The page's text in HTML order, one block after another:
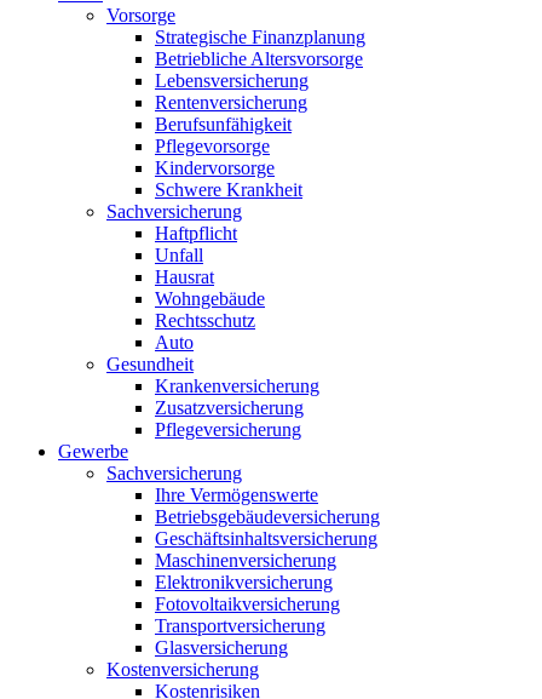
Vorsorge
Strategische Finanzplanung
Betriebliche Altersvorsorge
Lebensversicherung
Rentenversicherung
Berufsunfähigkeit
Pflegevorsorge
Kindervorsorge
Schwere Krankheit
Sachversicherung
Haftpflicht
Unfall
Hausrat
Wohngebäude
Rechtsschutz
Auto
Gesundheit
Krankenversicherung
Zusatzversicherung
Pflegeversicherung
Gewerbe
Sachversicherung
Ihre Vermögenswerte
Betriebsgebäudeversicherung
Geschäftsinhaltsversicherung
Maschinenversicherung
Elektronikversicherung
Fotovoltaikversicherung
Transportversicherung
Glasversicherung
Kostenversicherung
Kostenrisiken